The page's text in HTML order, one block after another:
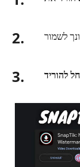
2.
3. להוריד